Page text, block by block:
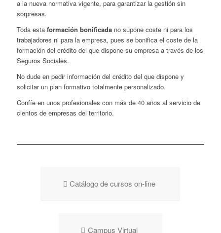
a la nueva normativa vigente, para garantizar la gestión sin
sorpresas.
Toda esta formación bonificada no supone coste ni para los
trabajadores ni para la empresa, pues se bonifica el coste de la
formación del crédito del que dispone su empresa a través de los
Seguros Sociales.
No dude en pedir información del crédito del que dispone y
solicitar un plan formativo totalmente personalizado.
Confíe en unos profesionales con más de 40 años al servicio de
cientos de empresas del territorio.
Catálogo de cursos on-line
Campus Virtual